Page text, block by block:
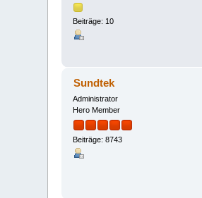
Beiträge: 10
Sundtek
Administrator
Hero Member
Beiträge: 8743